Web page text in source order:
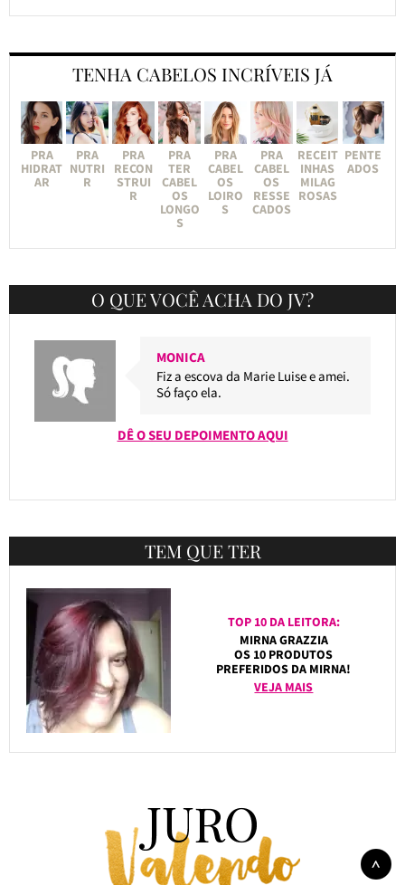
TENHA CABELOS INCRÍVEIS JÁ
PRA
HIDRAT
AR
PRA
NUTRI
R
PRA
RECON
STRUI
R
PRA
TER
CABEL
OS
LONGO
S
PRA
CABEL
OS
LOIRO
S
PRA
CABEL
OS
RESSE
CADOS
RECEIT
INHAS
MILAG
ROSAS
PENTE
ADOS
O QUE VOCÊ ACHA DO JV?
MONICA
Fiz a escova da Marie Luise e amei.
Só faço ela.
DÊ O SEU DEPOIMENTO AQUI
TEM QUE TER
TOP 10 DA LEITORA:
MIRNA GRAZZIA
OS 10 PRODUTOS
PREFERIDOS DA MIRNA!
VEJA MAIS